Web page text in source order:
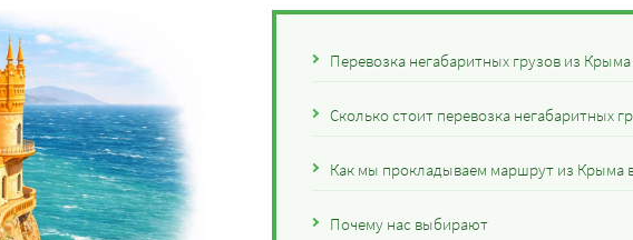
Перевозка негабаритных грузов из
Сколько стоит перевозка негабаритных
Как мы прокладываем маршрут из Крыма
Почему нас выбирают